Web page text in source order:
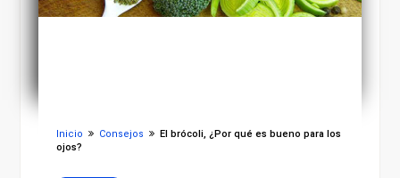
Inicio Consejos
El brócoli, ¿Por qué es bueno para los
ojos?